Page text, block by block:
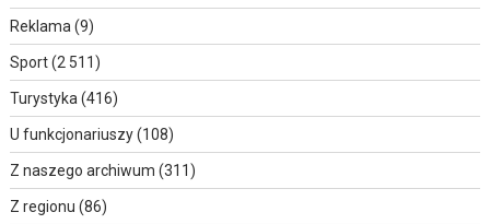
Reklama (9)
Sport(2 511)
Turystyka (416)
U funkcjonariuszy(108)
Z naszego archiwum (311)
Z regionu (86)